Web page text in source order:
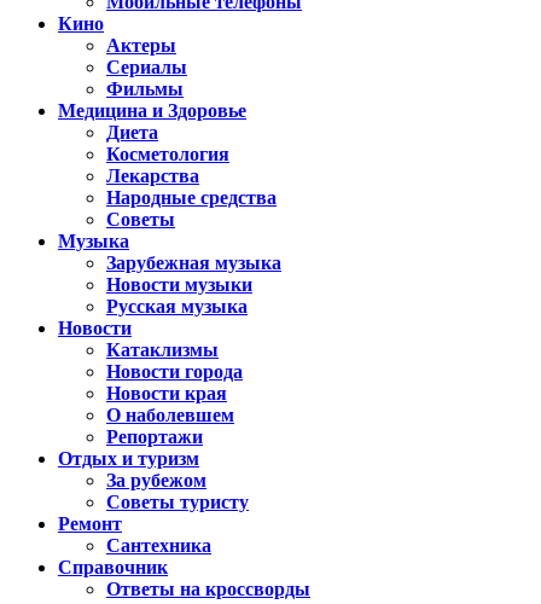
Кино
Актеры
Сериалы
Фильмы
Медицина и Здоровье
Диета
Косметология
Лекарства
Народные средства
Советы
Музыка
Зарубежная музыка
Новости музыки
Русская музыка
Новости
Катаклизмы
Новости города
Новости края
О наболевшем
Репортажи
Отдых и туризм
За рубежом
Советы туристу
Ремонт
Сантехника
Справочник
Ответы на кроссворды